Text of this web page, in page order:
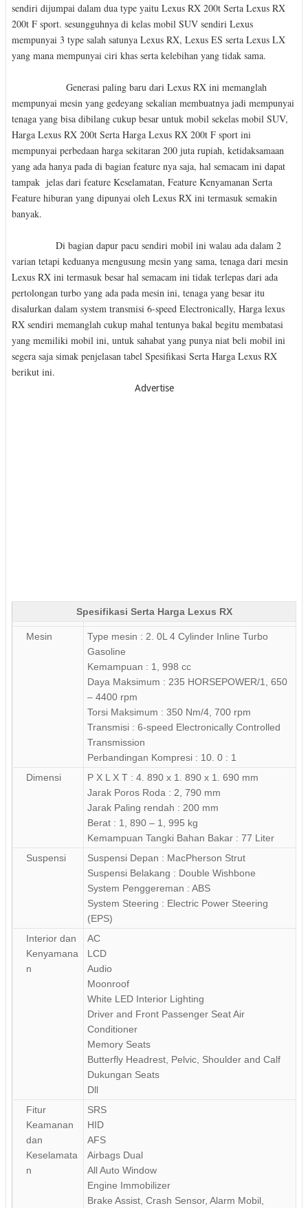
sendiri dijumpai dalam dua type yaitu Lexus RX 200t Serta Lexus RX
200t F sport. sesungguhnya di kelas mobil SUV sendiri Lexus
mempunyai 3 type salah satunya Lexus RX, Lexus ES serta Lexus LX
yang mana mempunyai ciri khas serta kelebihan yang tidak sama.
Generasi paling baru dari Lexus RX ini memanglah
mempunyai mesin yang gedeyang sekalian membuatnya jadi mempunyai
tenaga yang bisa dibilang cukup besar untuk mobil sekelas mobil SUV,
Harga Lexus RX 200t Serta Harga Lexus RX 200t F sport ini
mempunyai perbedaan harga sekitaran 200 juta rupiah, ketidaksamaan
yang ada hanya pada di bagian feature nya saja, hal semacam ini dapat
tampak jelas dari feature Keselamatan, Feature Kenyamanan Serta
Feature hiburan yang dipunyai oleh Lexus RX ini termasuk semakin
banyak.
Di bagian dapur pacu sendiri mobil ini walau ada dalam 2
varian tetapi keduanya mengusung mesin yang sama, tenaga dari mesin
Lexus RX ini termasuk besar hal semacam ini tidak terlepas dari ada
pertolongan turbo yang ada pada mesin ini, tenaga yang besar itu
disalurkan dalam system transmisi 6-speed Electronically, Harga lexus
RX sendiri memanglah cukup mahal tentunya bakal begitu membatasi
yang memiliki mobil ini, untuk sahabat yang punya niat beli mobil ini
segera saja simak penjelasan tabel Spesifikasi Serta Harga Lexus RX
berikut ini.
Advertise
Spesifikasi Serta Harga Lexus RX
Mesin
Type mesin : 2. 0L 4 Cylinder Inline Turbo
Gasoline
Kemampuan : 1, 998 cc
Daya Maksimum : 235 HORSEPOWER/1, 650
– 4400 rpm
Torsi Maksimum : 350 Nm/4, 700 rpm
Transmisi : 6-speed Electronically Controlled
Transmission
Perbandingan Kompresi : 10. 0 : 1
Dimensi
P X L X T : 4. 890 x 1. 890 x 1. 690 mm
Jarak Poros Roda : 2, 790 mm
Jarak Paling rendah : 200 mm
Berat : 1, 890 – 1, 995 kg
Kemampuan Tangki Bahan Bakar : 77 Liter
Suspensi
Suspensi Depan : MacPherson Strut
Suspensi Belakang : Double Wishbone
System Penggereman : ABS
System Steering : Electric Power Steering
(EPS)
Interior dan
Kenyamana
n
AC
LCD
Audio
Moonroof
White LED Interior Lighting
Driver and Front Passenger Seat Air
Conditioner
Memory Seats
Butterfly Headrest, Pelvic, Shoulder and Calf
Dukungan Seats
Dll
Fitur
Keamanan
dan
Keselamata
n
SRS
HID
AFS
Airbags Dual
All Auto Window
Engine Immobilizer
Brake Assist, Crash Sensor, Alarm Mobil,